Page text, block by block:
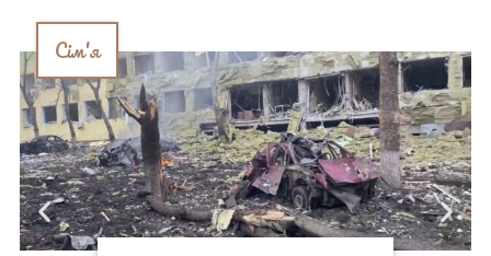
Сім'я